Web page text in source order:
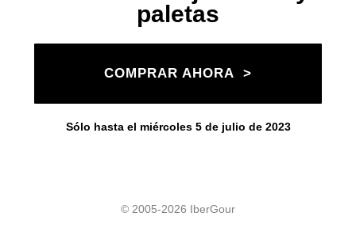
paletas
COMPRAR AHORA >
Sólo hasta el miércoles 5 de julio de 2023
© 2005-2026 IberGour